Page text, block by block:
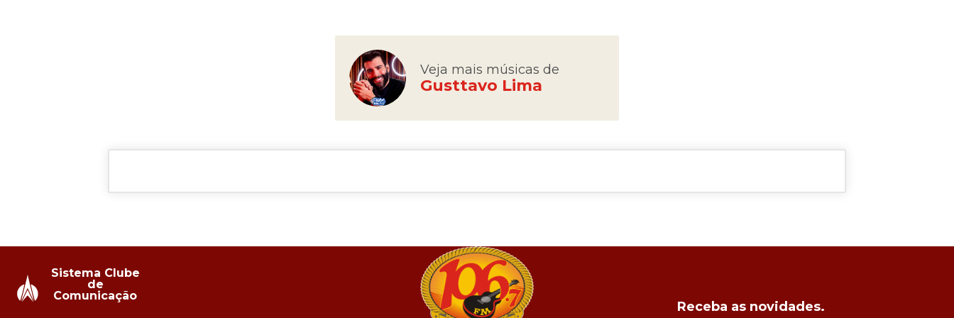
Veja mais músicas de
Gusttavo Lima
Receba as novidades.
Sistema Clube
de
Comunicação